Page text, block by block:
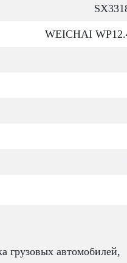
WEICHAI
грузовых автомобилей,